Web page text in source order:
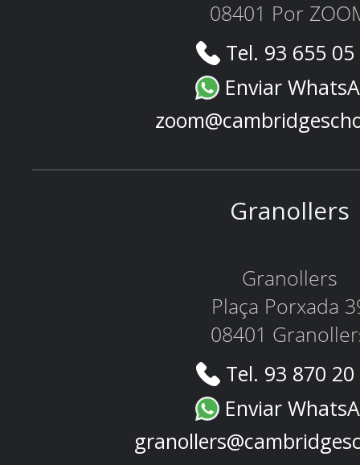
08401 Por
Tel. 93 655
Enviar
Granollers
Granollers
Plaça Porxada
08401
Tel. 93 870
Enviar